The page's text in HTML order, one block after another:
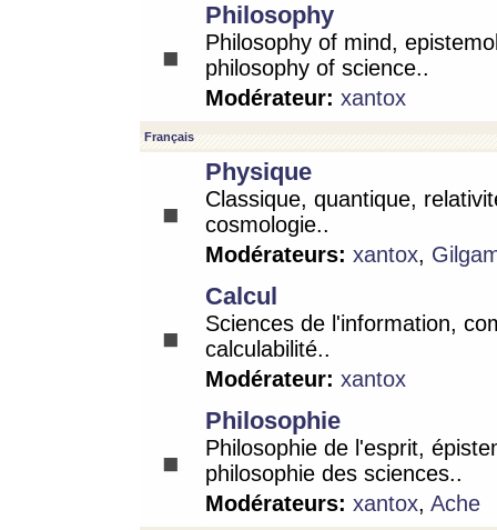
Philosophy
Philosophy of mind,
philosophy of science..
Modérateur: xantox
Français
Physique
Classique, quantique,
cosmologie..
Modérateurs: xantox,
Calcul
Sciences de l'information,
calculabilité..
Modérateur: xantox
Philosophie
Philosophie de l'esprit,
philosophie des sciences..
Modérateurs: xantox, Ache